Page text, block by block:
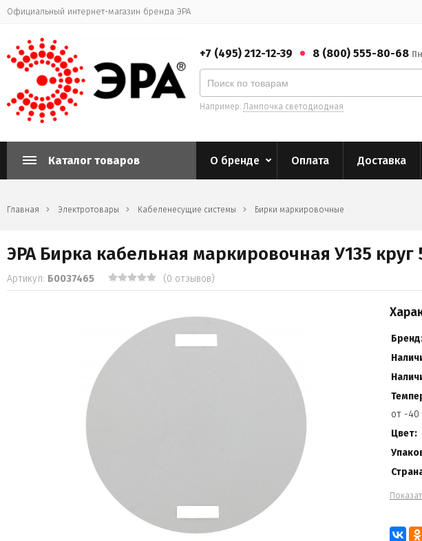
Официальный интернет-магазин бренда ЭРА
+7 (495) 212-12-39 8 (800) 555-80-68
Например: Лампочка светодиодная
Каталог товаров О бренде Оплата Доставка
Главная Электротовары Кабеленесущие системы Бирки маркировочные
ЭРА Бирка кабельная маркировочная У135
Артикул: Б0037465 (0 отзывов)
от -40
Цвет: